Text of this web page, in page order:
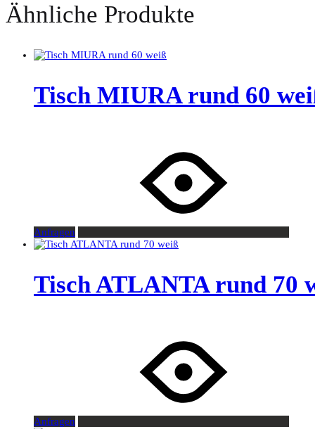
Ähnliche Produkte
Tisch MIURA rund 60
Anfragen
Tisch ATLANTA rund 70
Anfragen